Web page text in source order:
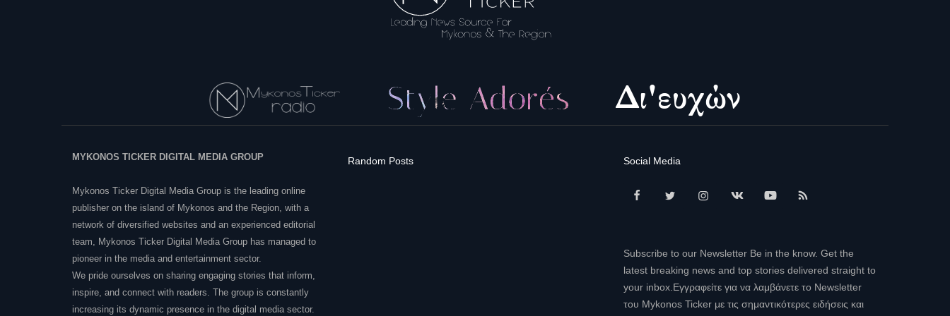
MYKONOS TICKER DIGITAL MEDIA GROUP
Mykonos Ticker Digital Media Group is the leading online
publisher on the island of Mykonos and the Region, with a
network of diversified websites and an experienced editorial
team, Mykonos Ticker Digital Media Group has managed to
pioneer in the media and entertainment sector.
We pride ourselves on sharing engaging stories that inform,
inspire, and connect with readers. The group is constantly
increasing its dynamic presence in the digital media sector.
Random Posts Social Media
Subscribe to our Newsletter Be in the know. Get the
latest breaking news and top stories delivered straight to
your inbox.Εγγραφείτε για να λαμβάνετε το Newsletter
του Mykonos Ticker με τις σημαντικότερες ειδήσεις και